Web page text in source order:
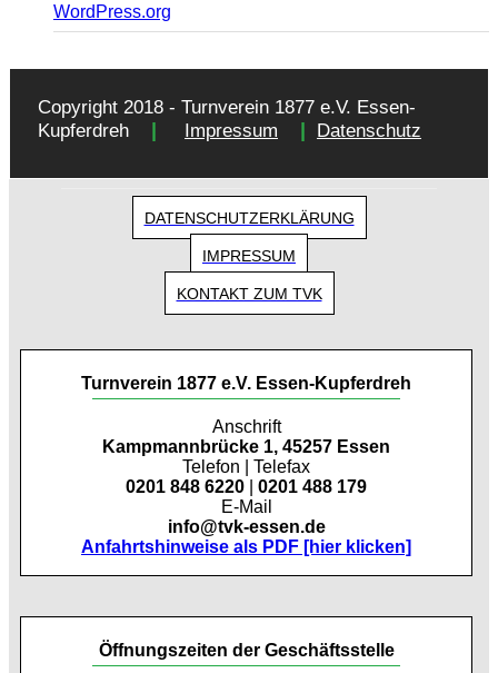
WordPress.org
Copyright 2018 - Turnverein 1877 e.V. Essen-
Kupferdreh
| Impressum | Datenschutz
DATENSCHUTZERKLÄRUNG
IMPRESSUM
KONTAKT ZUM TVK
Turnverein 1877 e.V. Essen-Kupferdreh
Anschrift
Kampmannbrücke 1, 45257 Essen
Telefon | Telefax
0201 848 6220
0201 488 179
E-Mail
info@tvk-essen.de
Anfahrtshinweise als PDF [hier klicken]
Öffnungszeiten der Geschäftsstelle